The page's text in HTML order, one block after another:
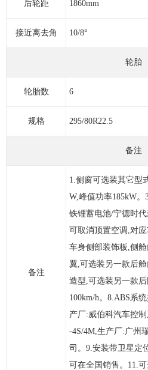
后轮距 1860mm
接近离去角 10/8°
轮胎
轮胎数 6
规格 295/80R22.5
备注
备注
1.侧窗可选装其它型
W,峰值功率185kW
铁锂蓄电池/宁德时
可取消顶置空调,对
车身侧部装饰板,侧
翼,可选装另一款后
造型,可选装另一款
100km/h。8.ABS系
产厂:威伯科汽车控
-4S/4M,生产厂:广州
司。9.安装带卫星定
可在全国销售。11.可